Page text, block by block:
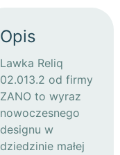
Opis
Lawka Reliq
02.013.2 od firmy
ZANO to wyraz
nowoczesnego
designu w
dziedzinie małej